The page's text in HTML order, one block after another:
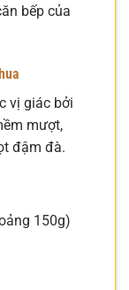
bếp của
vị giác bởi
mượt,
đậm đà.
150g)